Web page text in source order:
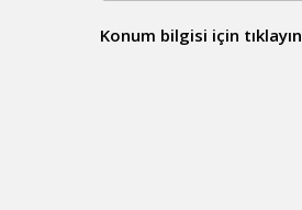
Konum bilgisi için tıklayın